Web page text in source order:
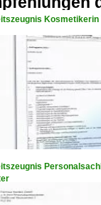
Kosmetikerin